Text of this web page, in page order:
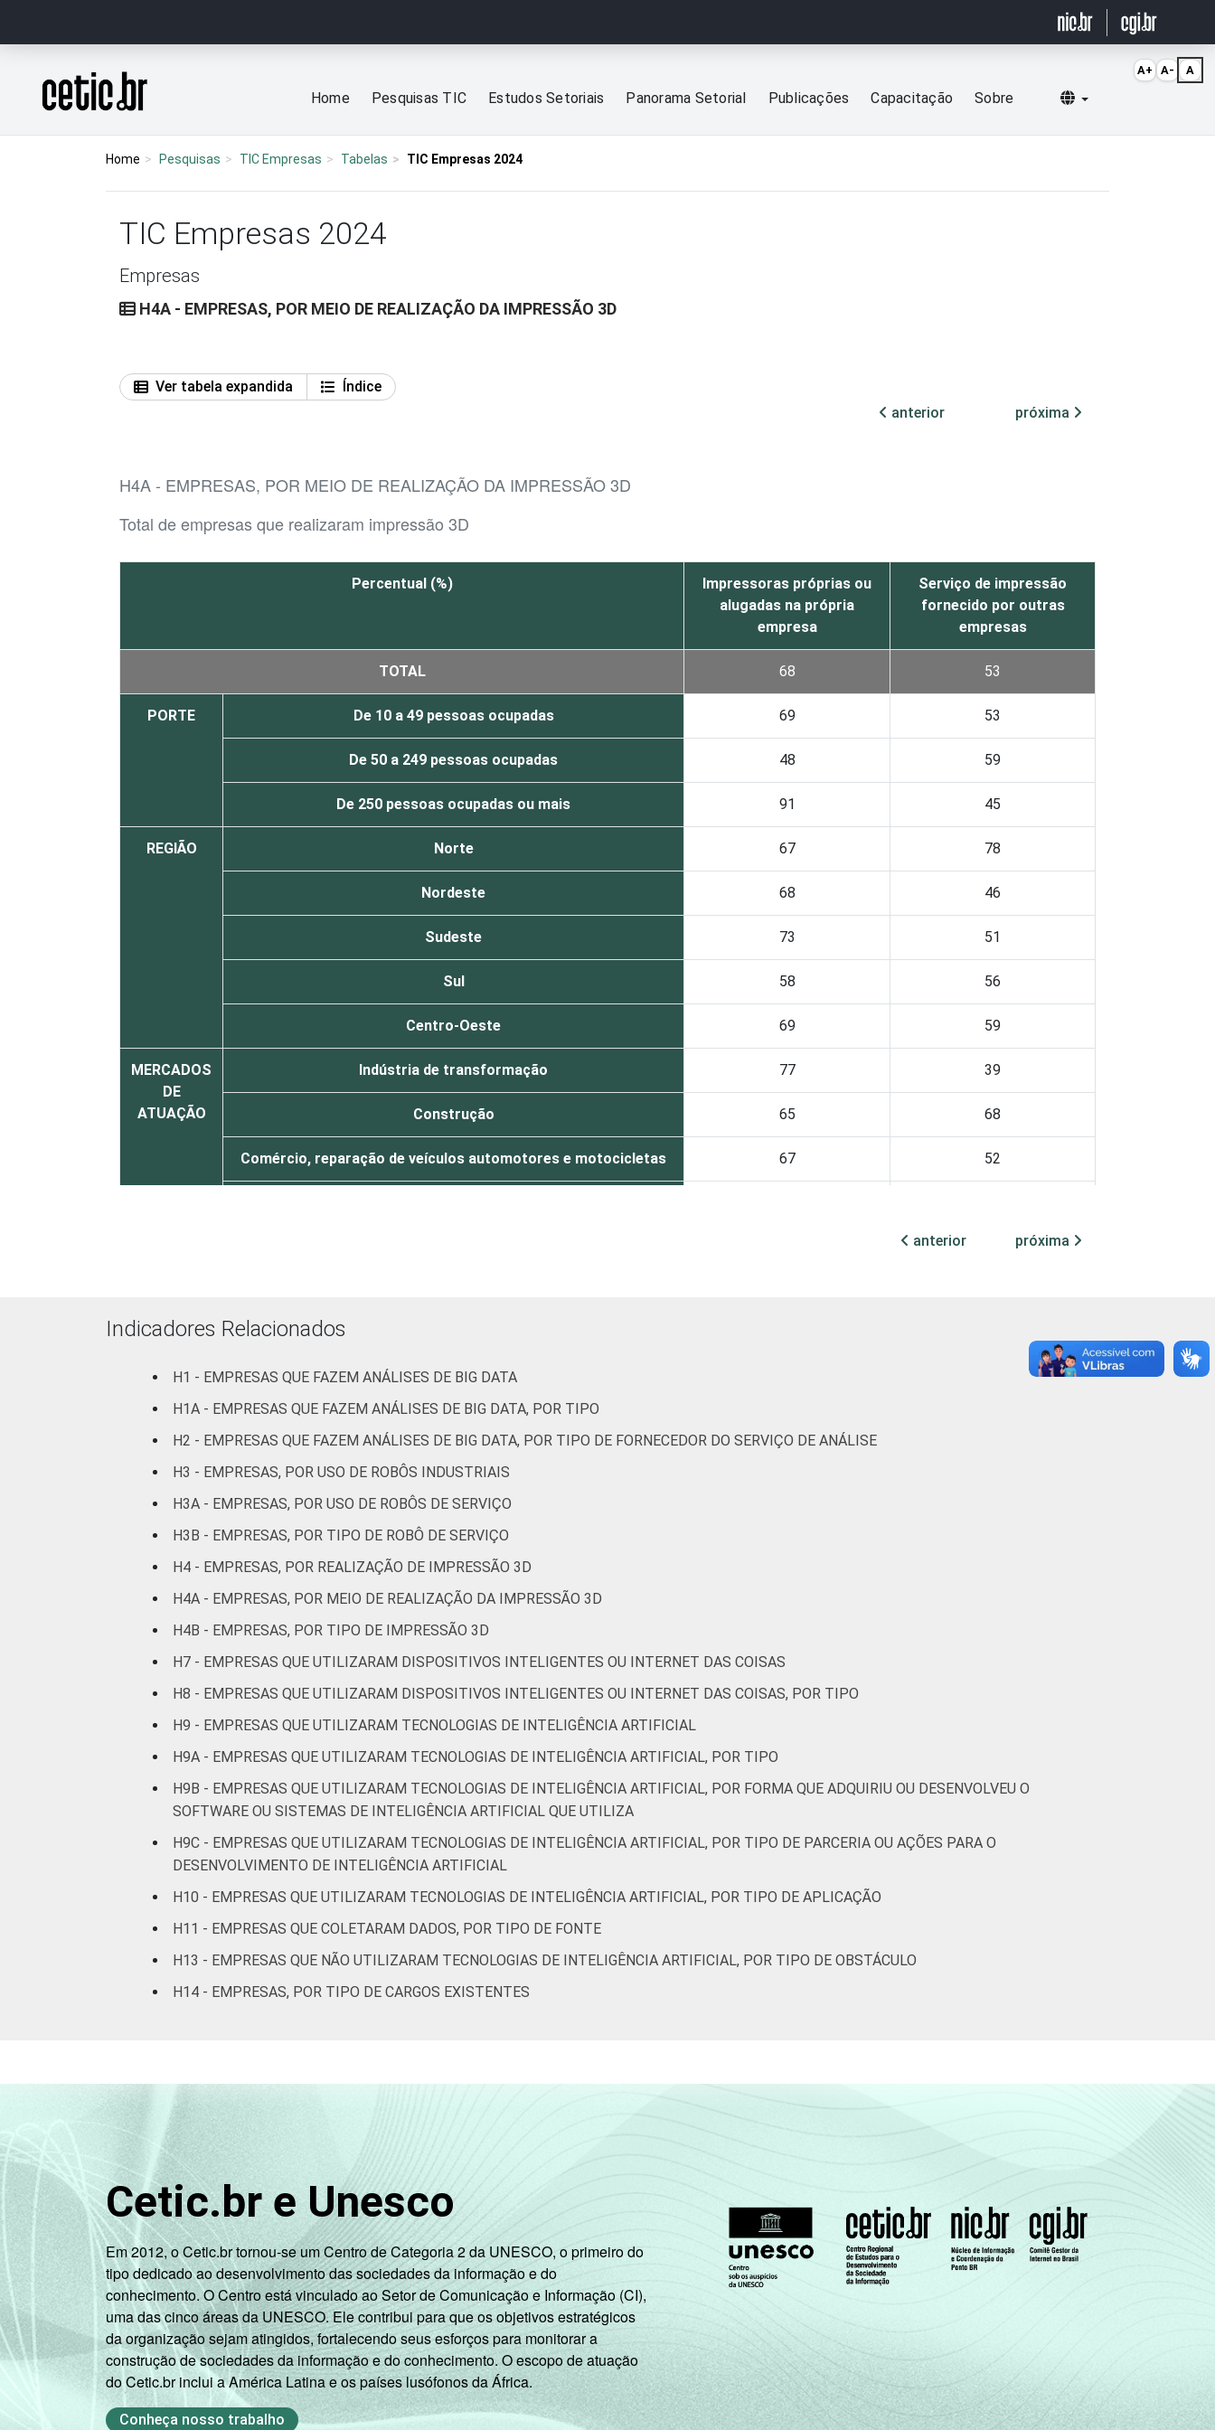
Página inicial
Home Pesquisas TIC Estudos Setoriais Panorama Setorial Publicações Capacitação Sobre Selecionar idioma
Home Pesquisas TIC Empresas Tabelas TIC Empresas 2024
TIC Empresas 2024
Empresas
H4A - EMPRESAS, POR MEIO DE REALIZAÇÃO DA IMPRESSÃO 3D
Ver tabela expandida
Índice
anterior
próxima
H4A - EMPRESAS, POR MEIO DE REALIZAÇÃO DA IMPRESSÃO 3D
Total de empresas que realizaram impressão 3D
Percentual (%)
Impressoras próprias ou
alugadas na própria
empresa
Serviço de impressão
fornecido por outras
empresas
TOTAL 68 53
PORTE De 10 a 49 pessoas ocupadas 69 53
De 50 a 249 pessoas ocupadas 48 59
De 250 pessoas ocupadas ou mais 91 45
REGIÃO Norte 67 78
Nordeste 68 46
Sudeste 73 51
Sul 58 56
Centro-Oeste 69 59
MERCADOS
DE
ATUAÇÃO
Indústria de transformação 77 39
Construção 65 68
Comércio, reparação de veículos automotores e motocicletas 67 52
Atividades imobiliárias, atividades profissionais, científicas e
complementares
serviços
80
Fonte: Núcleo de Informação e Coordenação do Ponto BR. (2025). Pesquisa sobre o uso das tecnologias de informação e comunicação nas
empresas brasileiras: TIC Empresas 2024 [Tabelas].
anterior próxima
Indicadores Relacionados
H1 - EMPRESAS QUE FAZEM ANÁLISES DE BIG DATA
H1A - EMPRESAS QUE FAZEM ANÁLISES DE BIG DATA, POR TIPO
H2 - EMPRESAS QUE FAZEM ANÁLISES DE BIG DATA, POR TIPO DE FORNECEDOR DO SERVIÇO DE ANÁLISE
H3 - EMPRESAS, POR USO DE ROBÔS INDUSTRIAIS
H3A - EMPRESAS, POR USO DE ROBÔS DE SERVIÇO
H3B - EMPRESAS, POR TIPO DE ROBÔ DE SERVIÇO
H4 - EMPRESAS, POR REALIZAÇÃO DE IMPRESSÃO 3D
H4A - EMPRESAS, POR MEIO DE REALIZAÇÃO DA IMPRESSÃO 3D
H4B - EMPRESAS, POR TIPO DE IMPRESSÃO 3D
H7 - EMPRESAS QUE UTILIZARAM DISPOSITIVOS INTELIGENTES OU INTERNET DAS COISAS
H8 - EMPRESAS QUE UTILIZARAM DISPOSITIVOS INTELIGENTES OU INTERNET DAS COISAS, POR TIPO
H9 - EMPRESAS QUE UTILIZARAM TECNOLOGIAS DE INTELIGÊNCIA ARTIFICIAL
H9A - EMPRESAS QUE UTILIZARAM TECNOLOGIAS DE INTELIGÊNCIA ARTIFICIAL, POR TIPO
H9B - EMPRESAS QUE UTILIZARAM TECNOLOGIAS DE INTELIGÊNCIA ARTIFICIAL, POR FORMA QUE ADQUIRIU OU DESENVOLVEU O
SOFTWARE OU SISTEMAS DE INTELIGÊNCIA ARTIFICIAL QUE UTILIZA
H9C - EMPRESAS QUE UTILIZARAM TECNOLOGIAS DE INTELIGÊNCIA ARTIFICIAL, POR TIPO DE PARCERIA OU AÇÕES PARA O
DESENVOLVIMENTO DE INTELIGÊNCIA ARTIFICIAL
H10 - EMPRESAS QUE UTILIZARAM TECNOLOGIAS DE INTELIGÊNCIA ARTIFICIAL, POR TIPO DE APLICAÇÃO
H11 - EMPRESAS QUE COLETARAM DADOS, POR TIPO DE FONTE
H13 - EMPRESAS QUE NÃO UTILIZARAM TECNOLOGIAS DE INTELIGÊNCIA ARTIFICIAL, POR TIPO DE OBSTÁCULO
H14 - EMPRESAS, POR TIPO DE CARGOS EXISTENTES
Cetic.br e Unesco
Em 2012, o Cetic.br tornou-se um Centro de Categoria 2 da UNESCO, o primeiro do
tipo dedicado ao desenvolvimento das sociedades da informação e do
conhecimento. O Centro está vinculado ao Setor de Comunicação e Informação (CI),
uma das cinco áreas da UNESCO. Ele contribui para que os objetivos estratégicos
da organização sejam atingidos, fortalecendo seus esforços para monitorar a
construção de sociedades da informação e do conhecimento. O escopo de atuação
do Cetic.br inclui a América Latina e os países lusófonos da África.
Conheça nosso trabalho
A+ A- A